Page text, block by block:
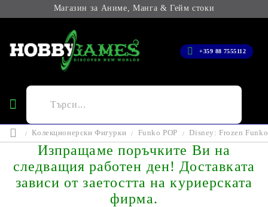
Магазин за Аниме, Манга & Гейм стоки
+359 88 7555112
Колекционерски Фигурки Funko POP Disney: Frozen
Изпращаме поръчките Ви на
следващия работен ден! Доставката
зависи от заетостта на куриерската
фирма.